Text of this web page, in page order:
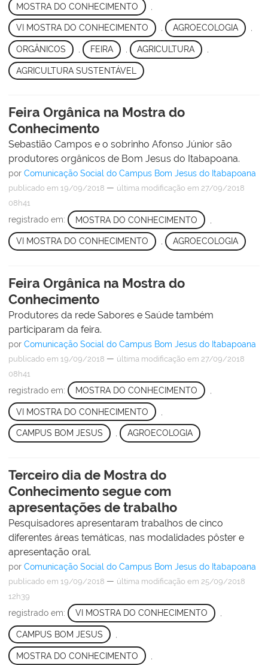
MOSTRA DO CONHECIMENTO
VI MOSTRA DO CONHECIMENTO , AGROECOLOGIA ,
ORGÂNICOS FEIRA AGRICULTURA
AGRICULTURA SUSTENTÁVEL
Feira Orgânica na Mostra do
Conhecimento
Sebastião Campos e o sobrinho Afonso Júnior são
produtores orgânicos de Bom Jesus do Itabapoana.
por Comunicação Social do Campus Bom Jesus do Itabapoana
publicado em 19/09/2018 — última modificação em 27/09/2018
08h41
registrado em: MOSTRA DO CONHECIMENTO
VI MOSTRA DO CONHECIMENTO , AGROECOLOGIA
Feira Orgânica na Mostra do
Conhecimento
Produtores da rede Sabores e Saúde também
participaram da feira.
por Comunicação Social do Campus Bom Jesus do Itabapoana
publicado em 19/09/2018 — última modificação em 27/09/2018
08h41
registrado em: MOSTRA DO CONHECIMENTO
VI MOSTRA DO CONHECIMENTO
CAMPUS BOM JESUS , AGROECOLOGIA
Terceiro dia de Mostra do
Conhecimento segue com
apresentações de trabalho
Pesquisadores apresentaram trabalhos de cinco
diferentes áreas temáticas, nas modalidades pôster e
apresentação oral.
por Comunicação Social do Campus Bom Jesus do Itabapoana
publicado em 19/09/2018 — última modificação em 25/09/2018
12h39
registrado em: VI MOSTRA DO CONHECIMENTO
CAMPUS BOM JESUS
MOSTRA DO CONHECIMENTO